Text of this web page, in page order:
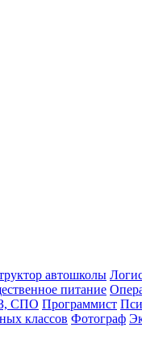
автошколы
питание
СПО Программист
классов Фотограф